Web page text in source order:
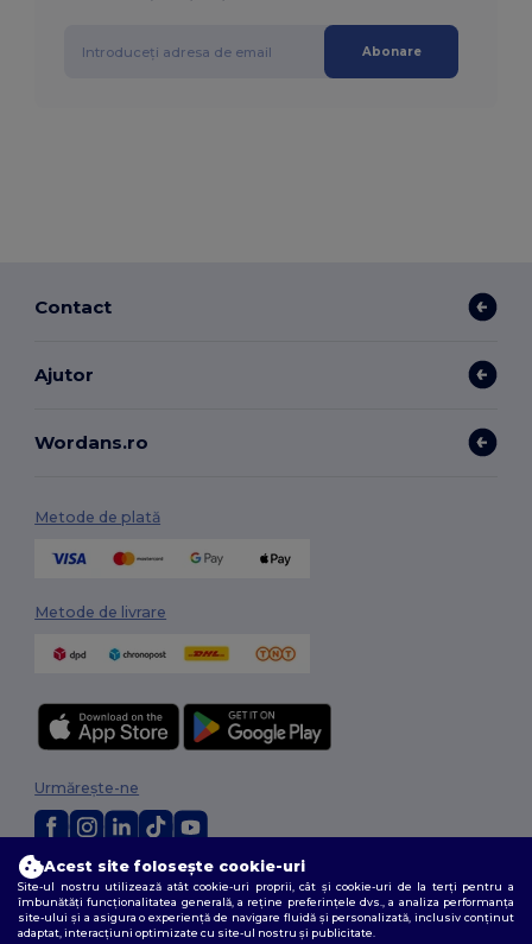
Abonare
Contact
Ajutor
Wordans.ro
Metode de plată
Metode de livrare
2026. Toate drepturile rezervate
Termeni și condiții|Politica de confidențialitate|Politica privind cookie-
urile| Sitemap
Urmărește-ne
Acest site folosește cookie-uri
Site-ul nostru utilizează atât cookie-uri proprii, cât și cookie-uri de la terți pentru a
îmbunătăți funcționalitatea generală, a reține preferințele dvs., a analiza performanța
site-ului și a asigura o experiență de navigare fluidă și personalizată, inclusiv conținut
adaptat, interacțiuni optimizate cu site-ul nostru și publicitate.